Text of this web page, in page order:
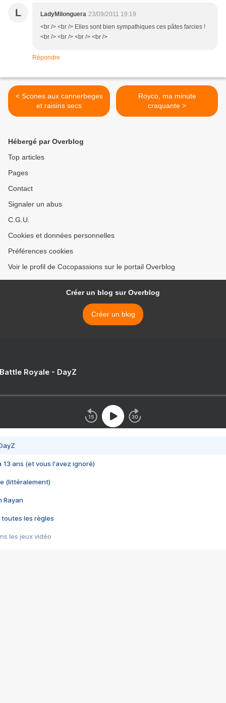
L LadyMilonguera 23/09/2011 19:19
<br /> <br /> Elles sont bien sympathiques ces pâtes farcies !
<br /> <br /> <br /> <br />
Répondre
< Scones aux cannerbeges
et raisins secs
Royco, ma minute
craquante >
Hébergé par Overblog
Top articles
Pages
Contact
Signaler un abus
C.G.U.
Cookies et données personnelles
Préférences cookies
Voir le profil de Cocopassions sur le portail Overblog
Créer un blog sur Overblog
Créer un blog
Royale - DayZ
13 ans (et vous l'avez ignoré)
(littéralement)
Rayan
toutes les règles
les jeux vidéo